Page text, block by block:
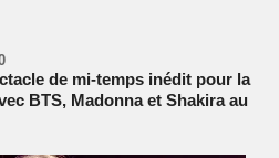
de mi-temps inédit pour la
BTS, Madonna et Shakira au